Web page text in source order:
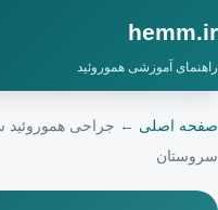
hemm.ir
راهنمای آموزشی هموروئید
صفحه اصلی ← جراحی هموروئید
سروستان